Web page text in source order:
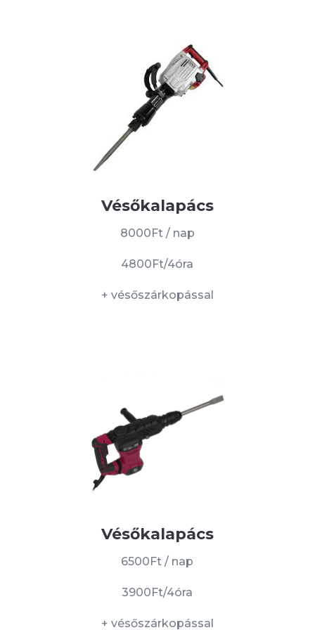
Vésőkalapács
8000Ft / nap
4800Ft/4óra
+ vésőszárkopással
Vésőkalapács
6500Ft / nap
3900Ft/4óra
+ vésőszárkopással